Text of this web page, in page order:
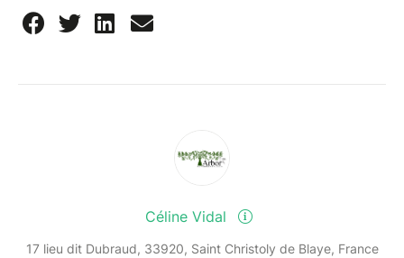
Céline Vidal
17 lieu dit Dubraud, 33920, Saint Christoly de Blaye, France